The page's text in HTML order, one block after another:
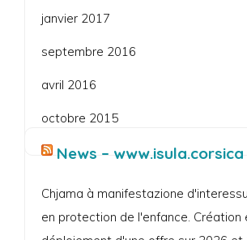
janvier 2017
septembre 2016
avril 2016
octobre 2015
News – www.isula.corsica
Chjama à manifestazione
en protection de l'enfance. Création